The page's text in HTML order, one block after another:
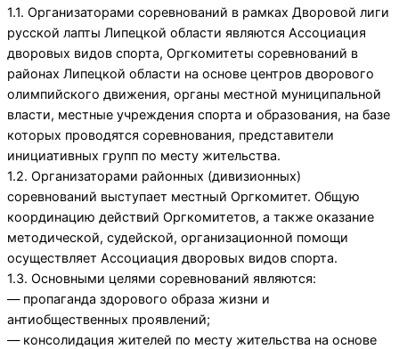
1.1. Организаторами соревнований в рамках Дворовой лиги
русской лапты Липецкой области являются Ассоциация
дворовых видов спорта, Оргкомитеты соревнований в
районах Липецкой области на основе центров дворового
олимпийского движения, органы местной муниципальной
власти, местные учреждения спорта и образования, на базе
которых проводятся соревнования, представители
инициативных групп по месту жительства.
1.2. Организаторами районных (дивизионных)
соревнований выступает местный Оргкомитет. Общую
координацию действий Оргкомитетов, а также оказание
методической, судейской, организационной помощи
осуществляет Ассоциация дворовых видов спорта.
1.3. Основными целями соревнований являются:
— пропаганда здорового образа жизни и
антиобщественных проявлений;
— консолидация жителей по месту жительства на основе